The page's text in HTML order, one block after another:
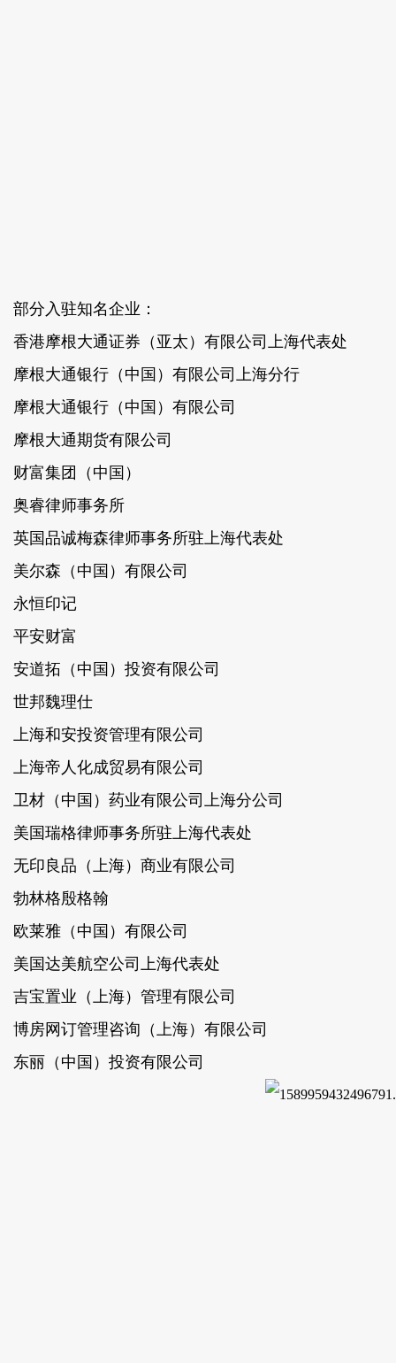
部分入驻知名企业：
香港摩根大通证券（亚太）有限公司上海代表处
摩根大通银行（中国）有限公司上海分行
摩根大通银行（中国）有限公司
摩根大通期货有限公司
财富集团（中国）
奥睿律师事务所
英国品诚梅森律师事务所驻上海代表处
美尔森（中国）有限公司
永恒印记
平安财富
安道拓（中国）投资有限公司
世邦魏理仕
上海和安投资管理有限公司
上海帝人化成贸易有限公司
卫材（中国）药业有限公司上海分公司
美国瑞格律师事务所驻上海代表处
无印良品（上海）商业有限公司
勃林格殷格翰
欧莱雅（中国）有限公司
美国达美航空公司上海代表处
吉宝置业（上海）管理有限公司
博房网订管理咨询（上海）有限公司
东丽（中国）投资有限公司